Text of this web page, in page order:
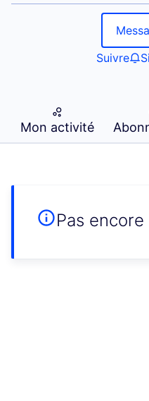
Suivre
Mon activité
Pas